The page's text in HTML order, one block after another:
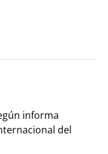
informa
del